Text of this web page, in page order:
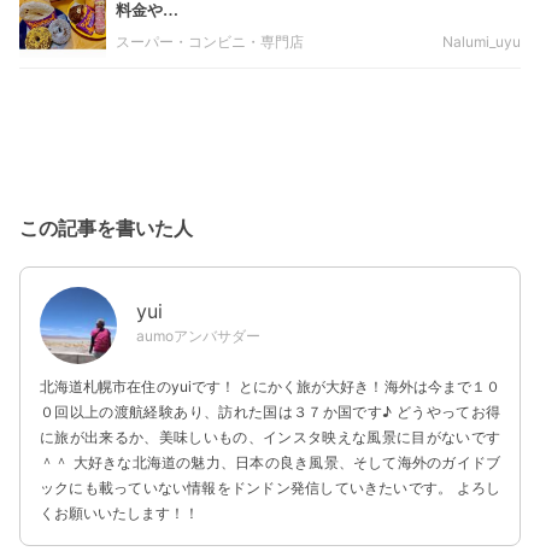
料金や…
スーパー・コンビニ・専門店
Nalumi_uyu
この記事を書いた人
yui
aumoアンバサダー
北海道札幌市在住のyuiです！ とにかく旅が大好き！海外は今まで１０
０回以上の渡航経験あり、訪れた国は３７か国です♪ どうやってお得
に旅が出来るか、美味しいもの、インスタ映えな風景に目がないです
＾＾ 大好きな北海道の魅力、日本の良き風景、そして海外のガイドブ
ックにも載っていない情報をドンドン発信していきたいです。 よろし
くお願いいたします！！